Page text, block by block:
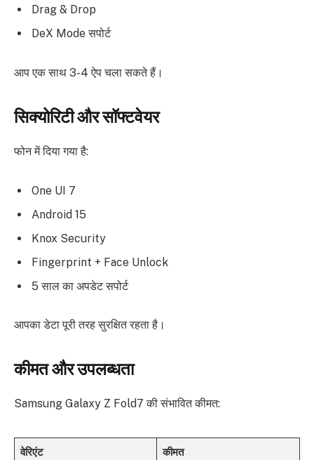
Drag & Drop
DeX Mode सपोर्ट
आप एक साथ 3-4 ऐप चला सकते हैं।
सिक्योरिटी और सॉफ्टवेयर
फोन में दिया गया है:
One UI 7
Android 15
Knox Security
Fingerprint + Face Unlock
5 साल का अपडेट सपोर्ट
आपका डेटा पूरी तरह सुरक्षित रहता है।
कीमत और उपलब्धता
Samsung Galaxy Z Fold7 की संभावित कीमत:
वेरिएंट कीमत